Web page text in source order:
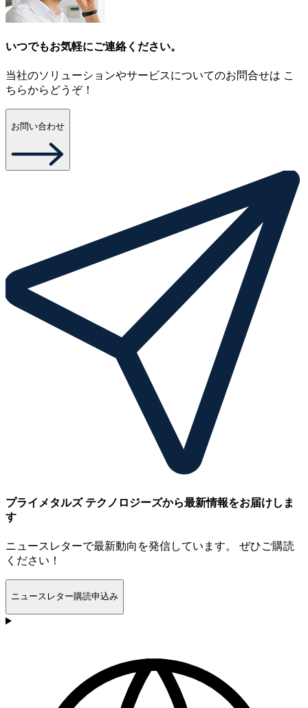
いつでもお気軽にご連絡ください。
当社のソリューションやサービスについてのお問合せは こ
ちらからどうぞ！
お問い合わせ
プライメタルズ テクノロジーズから最新情報をお届けしま
す
ニュースレターで最新動向を発信しています。 ぜひご購読
ください！
ニュースレター購読申込み